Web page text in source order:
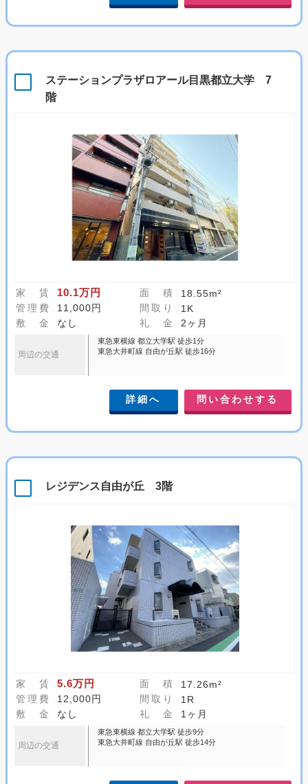
ステーションプラザロアール目黒都立大学 7
階
家 賃 10.1万円 面 積
18.55m²
管理費
11,000円 間取り
1K
敷 金
なし 礼 金 2ヶ月
周辺の交通
東急東横線 都立大学駅 徒歩1分
東急大井町線 自由が丘駅 徒歩16分
詳細へ 問い合わせする
レジデンス自由が丘 3階
家 賃 5.6万円 面 積
17.26m²
管理費
12,000円 間取り
1R
敷 金
なし 礼 金 1ヶ月
周辺の交通
東急東横線 都立大学駅 徒歩9分
東急大井町線 自由が丘駅 徒歩14分